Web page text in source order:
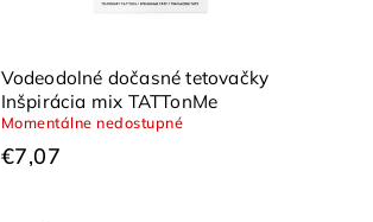
Vodeodolné dočasné tetovačky
Inšpirácia mix TATTonMe
Momentálne nedostupné
€7,07